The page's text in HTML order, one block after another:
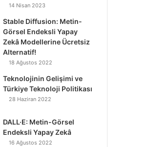
14 Nisan 2023
Stable Diffusion: Metin-
Görsel Endeksli Yapay
Zekâ Modellerine Ücretsiz
Alternatif!
18 Ağustos 2022
Teknolojinin Gelişimi ve
Türkiye Teknoloji Politikası
28 Haziran 2022
DALL·E: Metin-Görsel
Endeksli Yapay Zekâ
16 Ağustos 2022